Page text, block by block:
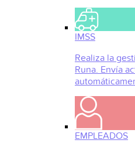
IMSS
Realiza la
Runa. Envía
EMPLEADOS